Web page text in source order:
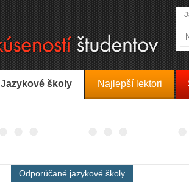
Jazykové školy Najlepší lektori
Odporúčané jazykové školy